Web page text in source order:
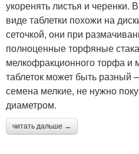
укоренять листья и черенки.
виде таблетки похожи на
сеточкой, они при
полноценные торфяные
мелкофракционного торфа и
таблеток может быть разный
семена мелкие, не нужно
диаметром.
читать дальше →